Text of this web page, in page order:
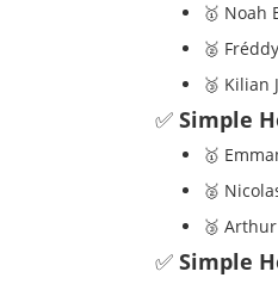
🥇 Noah
🥈
🥉 Kilian
✅ Simple
🥇
🥈
🥉 Arthur
✅ Simple